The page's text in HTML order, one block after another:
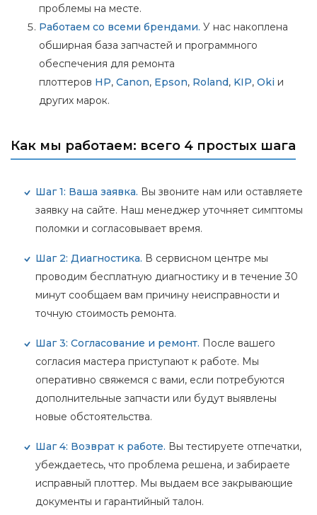
проблемы на месте.
Работаем со всеми брендами. У нас накоплена
обширная база запчастей и программного
обеспечения для ремонта
плоттеров HP, Canon, Epson, Roland, KIP, Oki и
других марок.
Как мы работаем: всего 4 простых шага
Шаг 1: Ваша заявка. Вы звоните нам или оставляете
заявку на сайте. Наш менеджер уточняет симптомы
поломки и согласовывает время.
Шаг 2: Диагностика. В сервисном центре мы
проводим бесплатную диагностику и в течение 30
минут сообщаем вам причину неисправности и
точную стоимость ремонта.
Шаг 3: Согласование и ремонт. После вашего
согласия мастера приступают к работе. Мы
оперативно свяжемся с вами, если потребуются
дополнительные запчасти или будут выявлены
новые обстоятельства.
Шаг 4: Возврат к работе. Вы тестируете отпечатки,
убеждаетесь, что проблема решена, и забираете
исправный плоттер. Мы выдаем все закрывающие
документы и гарантийный талон.